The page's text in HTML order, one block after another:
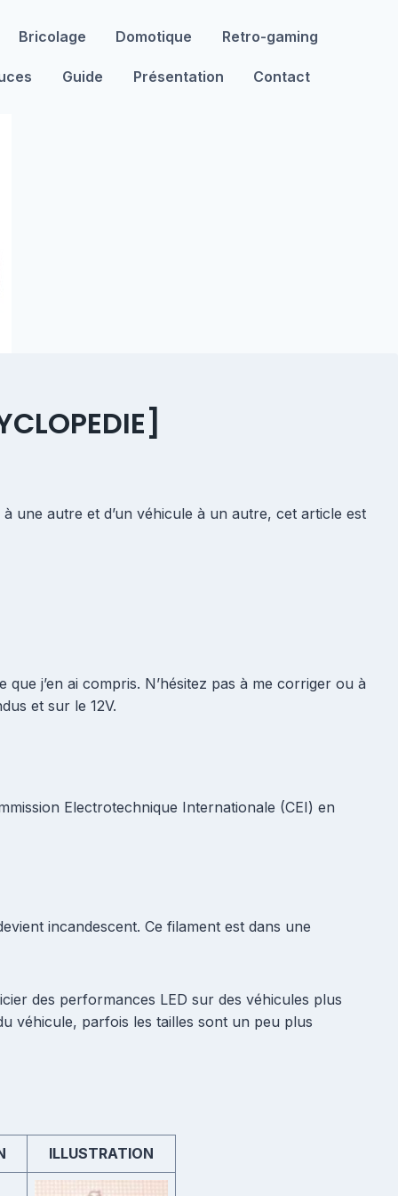
Bricolage Domotique Retro-gaming
Guide Présentation Contact
une autre et d’un véhicule à un autre, cet article est
j’en ai compris. N’hésitez pas à me corriger ou à
et sur le 12V.
Electrotechnique Internationale (CEI) en
incandescent. Ce filament est dans une
des performances LED sur des véhicules plus
véhicule, parfois les tailles sont un peu plus
ILLUSTRATION